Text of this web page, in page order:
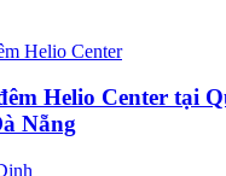
Helio Center tại
Nẵng